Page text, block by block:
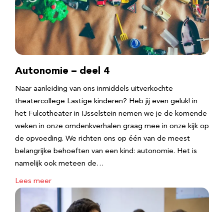
Autonomie – deel 4
Naar aanleiding van ons inmiddels uitverkochte
theatercollege Lastige kinderen? Heb jij even geluk! in
het Fulcotheater in IJsselstein nemen we je de komende
weken in onze omdenkverhalen graag mee in onze kijk op
de opvoeding. We richten ons op één van de meest
belangrijke behoeften van een kind: autonomie. Het is
namelijk ook meteen de…
Lees meer